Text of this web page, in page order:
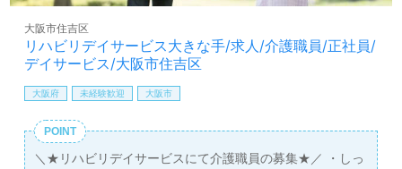
リハビリデイサービス大きな手/求人/介護職員/正社員/
デイサービス/大阪市住吉区
大阪市住吉区
大阪府 未経験歓迎 大阪市
POINT
＼★リハビリデイサービスにて介護職員の募集★／ ・しっ